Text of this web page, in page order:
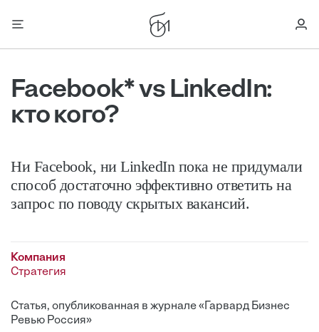
Facebook* vs LinkedIn:
кто кого?
Ни Facebook, ни LinkedIn пока не придумали
способ достаточно эффективно ответить на
запрос по поводу скрытых вакансий.
Компания
Стратегия
Статья, опубликованная в журнале «Гарвард Бизнес
Ревью Россия»